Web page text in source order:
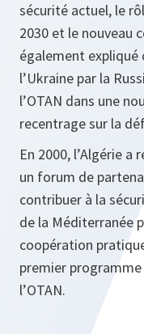
sécurité actuel, le
2030 et le nouveau
également expliqué
l’Ukraine par la
l’OTAN dans une
recentrage sur la
En 2000, l’Algérie
un forum de
contribuer à la
de la Méditerranée
coopération
premier
l’OTAN.